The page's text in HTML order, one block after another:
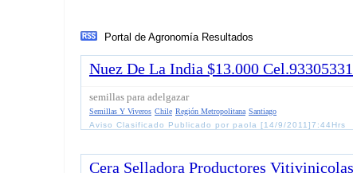
Portal de Agronomía Resultados
Nuez De La India $13.000 Cel.93305331
semillas para adelgazar
Semillas Y Viveros Chile Región Metropolitana Santiago
Aviso Clasificado Publicado por paola [14/9/2011]7:44Hrs
Cera Selladora Productores Vitivinicolas